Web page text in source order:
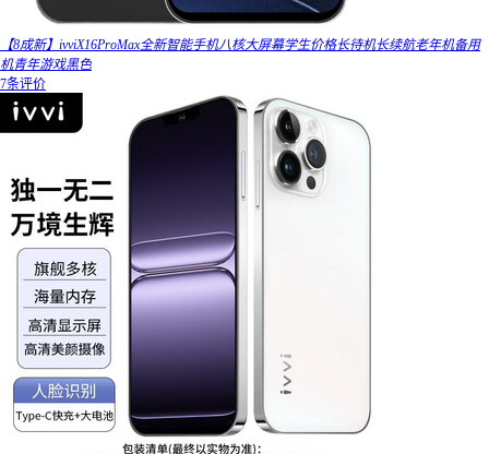
【8成新】ivviX16ProMax全新智能手机八核大屏幕学生价格长待机长续航老年机备用
机青年游戏黑色
7条评价